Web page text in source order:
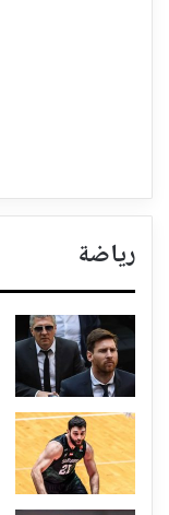
رياضة